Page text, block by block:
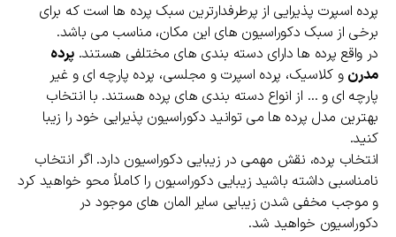
پرده اسپرت پذیرایی از پرطرفدارترین سبک پرده ها است که برای
برخی از سبک دکوراسیون های این مکان، مناسب می باشد.
در واقع پرده ها دارای دسته بندی های مختلفی هستند. پرده
مدرن و کلاسیک، پرده اسپرت و مجلسی، پرده پارچه ای و غیر
پارچه ای و … از انواع دسته بندی های پرده هستند. با انتخاب
بهترین مدل پرده ها می توانید دکوراسیون پذیرایی خود را زیبا
کنید.
انتخاب پرده، نقش مهمی در زیبایی دکوراسیون دارد. اگر انتخاب
نامناسبی داشته باشید زیبایی دکوراسیون را کاملاً محو خواهید کرد
و موجب مخفی شدن زیبایی سایر المان های موجود در
دکوراسیون خواهید شد.